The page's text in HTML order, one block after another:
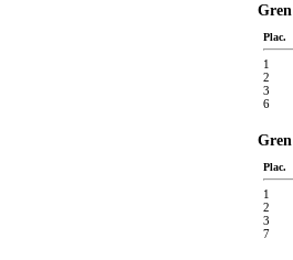
Plac.
1
2
3
6
Plac.
1
2
3
7